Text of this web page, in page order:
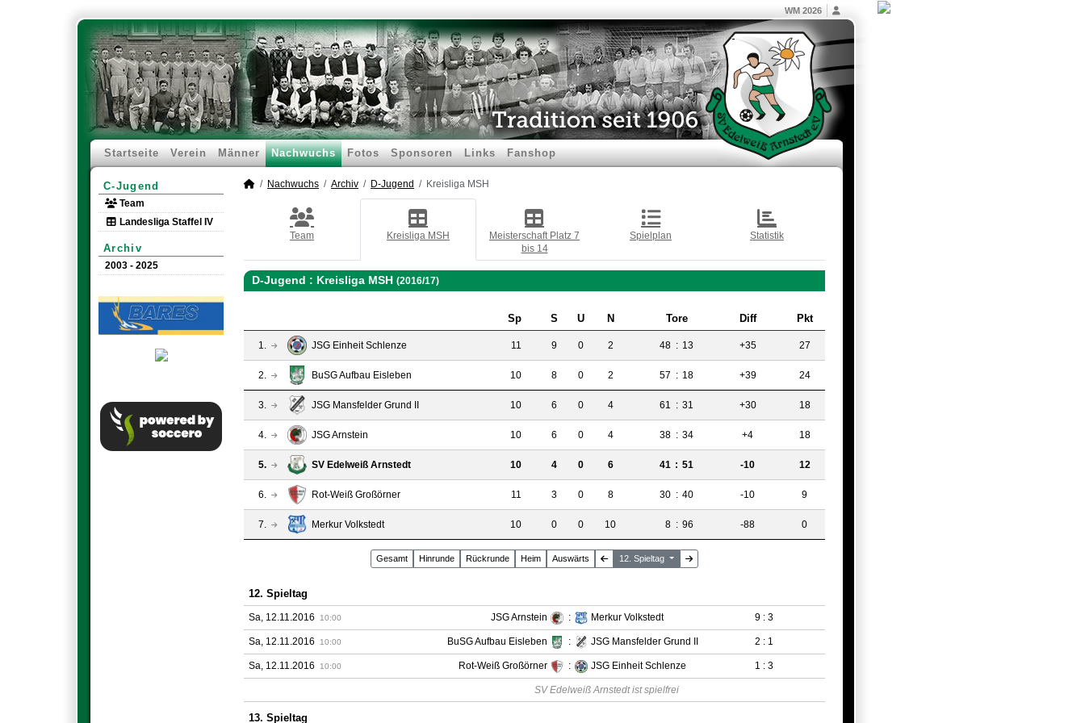
WM 2026
Startseite Verein Männer Nachwuchs Fotos Sponsoren Links Fanshop
C-Jugend
Team
Landesliga Staffel IV
Archiv
2003 - 2025
Nachwuchs Archiv D-Jugend Kreisliga MSH
Team Kreisliga MSH
Meisterschaft Platz 7
bis 14
Spielplan Statistik
D-Jugend : Kreisliga MSH (2016/17)
Sp S U N Tore Diff Pkt
1. JSG Einheit Schlenze 11 9 0 2 48 : 13 +35 27
2. BuSG Aufbau Eisleben 10 8 0 2 57 : 18 +39 24
3. JSG Mansfelder Grund II 10 6 0 4 61 : 31 +30 18
4. JSG Arnstein 10 6 0 4 38 : 34 +4 18
5. SV Edelweiß Arnstedt 10 4 0 6 41 : 51 -10 12
6. Rot-Weiß Großörner 11 3 0 8 30 : 40 -10 9
7. Merkur Volkstedt 10 0 0 10 8 : 96 -88 0
Gesamt Hinrunde Rückrunde Heim Auswärts 12. Spieltag
12. Spieltag
Sa, 12.11.2016 10:00 JSG Arnstein : Merkur Volkstedt 9 : 3
Sa, 12.11.2016 10:00 BuSG Aufbau Eisleben : JSG Mansfelder Grund II 2 : 1
Sa, 12.11.2016 10:00 Rot-Weiß Großörner : JSG Einheit Schlenze 1 : 3
SV Edelweiß Arnstedt ist spielfrei
13. Spieltag